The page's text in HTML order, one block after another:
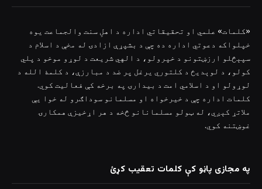
«کلمات» علمي او تحقیقاتي اداره د اهلِ سنت والجماعت یوه
خپلواکه دعوتي اداره ده چې د بشپړې ازادۍ له مخې د اسلام د
سپېڅلو ارزښتونو د خپرولو، د الهي شریعت د لوړو موخو د پلي
کولو، د لوېدیځ د کلتوري یرغل پر ضد د مبارزې، د کلمۀ الله د
لوړولو او د اسلامي امت د بیدارۍ په برخه کې فعالیت کوي.
کلمات اداره چې د خیرخواه او مسلمانو سوداګرو له خوا یې
ملاتړ کېږي، له ټولو مسلمانانو څخه د هر اړخیزې همکارۍ
غوښتنه کوي.
په مجازی پاڼو کې کلمات تعقیب کړئ